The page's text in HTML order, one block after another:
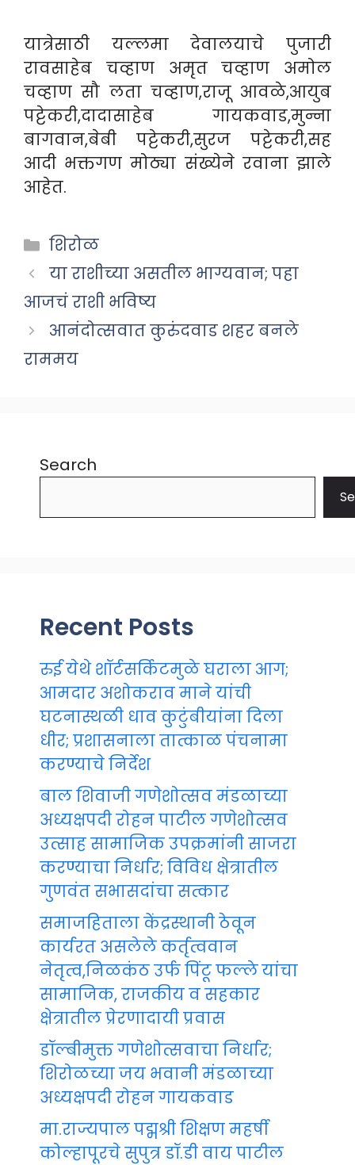
यात्रेसाठी यल्लमा देवालयाचे पुजारी
रावसाहेब चव्हाण अमृत चव्हाण अमोल
चव्हाण सौ लता चव्हाण,राजू आवळे,आयुब
पट्टेकरी,दादासाहेब गायकवाड,मुन्ना
बागवान,बेबी पट्टेकरी,सुरज पट्टेकरी,सह
आदी भक्तगण मोठ्या संख्येने रवाना झाले
आहेत.
Categories
शिरोळ
या राशीच्या असतील भाग्यवान; पहा
आजचं राशी भविष्य
आनंदोत्सवात कुरुंदवाड शहर बनले
राममय
Search
Recent Posts
रुई येथे शॉर्टसर्किटमुळे घराला आग;
आमदार अशोकराव माने यांची
घटनास्थळी धाव कुटुंबीयांना दिला
धीर; प्रशासनाला तात्काळ पंचनामा
करण्याचे निर्देश
बाल शिवाजी गणेशोत्सव मंडळाच्या
अध्यक्षपदी रोहन पाटील गणेशोत्सव
उत्साह सामाजिक उपक्रमांनी साजरा
करण्याचा निर्धार; विविध क्षेत्रातील
गुणवंत सभासदांचा सत्कार
समाजहिताला केंद्रस्थानी ठेवून
कार्यरत असलेले कर्तृत्ववान
नेतृत्व,निळकंठ उर्फ पिंटू फल्ले यांचा
सामाजिक, राजकीय व सहकार
क्षेत्रातील प्रेरणादायी प्रवास
डॉल्बीमुक्त गणेशोत्सवाचा निर्धार;
शिरोळच्या जय भवानी मंडळाच्या
अध्यक्षपदी रोहन गायकवाड
मा.राज्यपाल पद्मश्री शिक्षण महर्षी
कोल्हापूरचे सुपुत्र डॉ.डी वाय पाटील